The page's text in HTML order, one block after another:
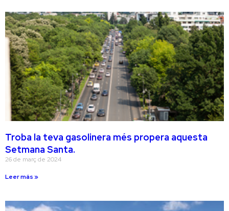
Troba la teva gasolinera més propera aquesta
Setmana Santa.
26 de març de 2024
Leer más »